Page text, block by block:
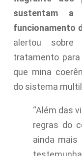
sustentam a
funcionamento
alertou
tratamento
que mina
do sistema
“Além das
regras do
ainda mais